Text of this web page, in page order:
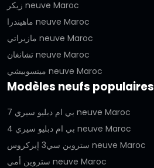
زيكر neuve Maroc
ماهيندرا neuve Maroc
مازيراتي neuve Maroc
تشانغان neuve Maroc
ميتسوبيشي neuve Maroc
Modèles neufs populaires
بي ام دبليو سيري 7 neuve Maroc
بي ام دبليو سيري 4 neuve Maroc
ستروين سي3 إيركروس neuve Maroc
ستروين أمي neuve Maroc